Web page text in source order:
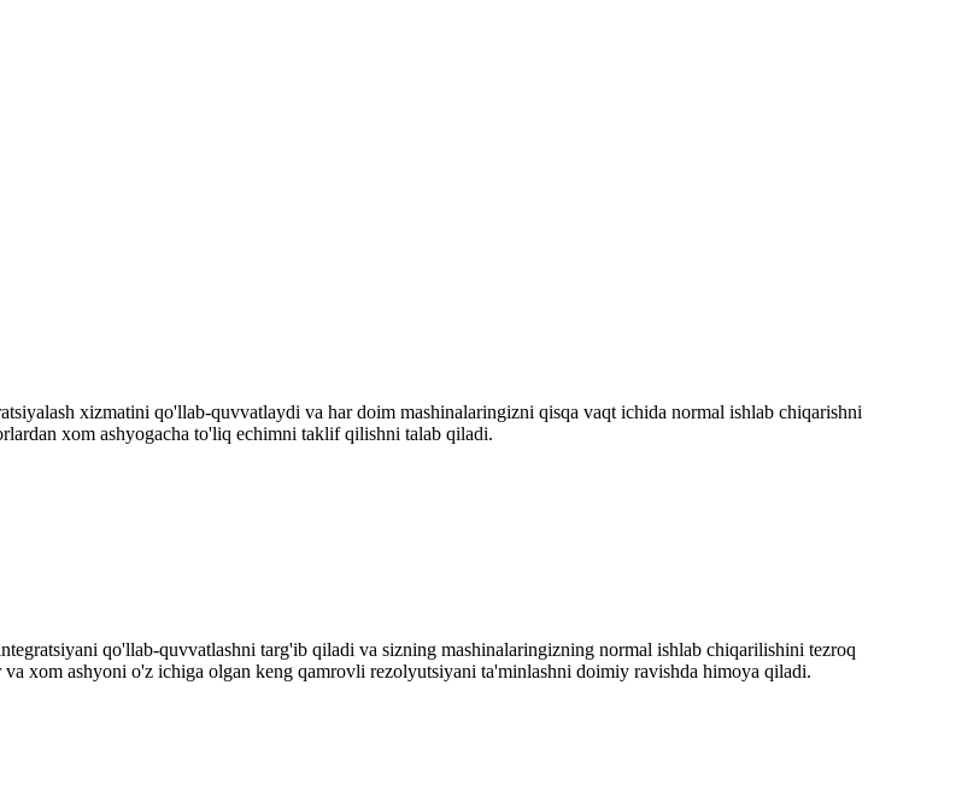
xizmatini qo'llab-quvvatlaydi va har doim mashinalaringizni qisqa vaqt ichida normal ishlab chiqarishni
xom ashyogacha to'liq echimni taklif qilishni talab qiladi.
qo'llab-quvvatlashni targ'ib qiladi va sizning mashinalaringizning normal ishlab chiqarilishini tezroq
xom ashyoni o'z ichiga olgan keng qamrovli rezolyutsiyani ta'minlashni doimiy ravishda himoya qiladi.